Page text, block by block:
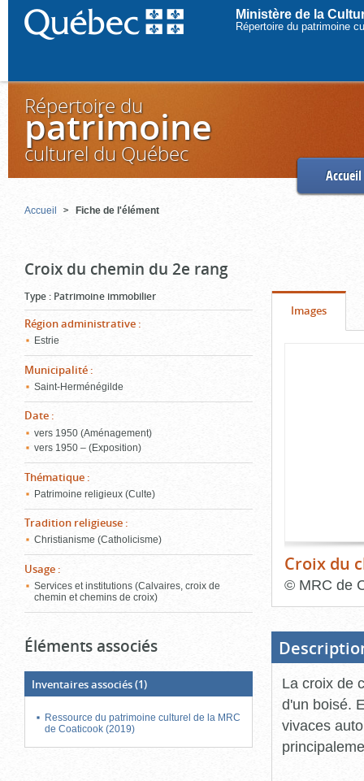
Ministère de la
Répertoire du patrimoine
Répertoire du
patrimoine
culturel du Québec
Accueil
Accueil Fiche de l'élément
Croix du chemin du 2e rang
Type : Patrimoine immobilier
Région administrative :
Estrie
Municipalité :
Saint-Herménégilde
Date :
vers 1950 (Aménagement)
vers 1950 – (Exposition)
Thématique :
Patrimoine religieux (Culte)
Tradition religieuse :
Christianisme (Catholicisme)
Usage :
Services et institutions (Calvaires, croix de
chemin et chemins de croix)
Éléments associés
Inventaires associés(1)
Ressource du patrimoine culturel de la MRC
de Coaticook (2019)
Onglet
Images(cliquer
pour
Croix du
© MRC de
bloc
d'onglets
La croix de
d'un boisé.
vivaces